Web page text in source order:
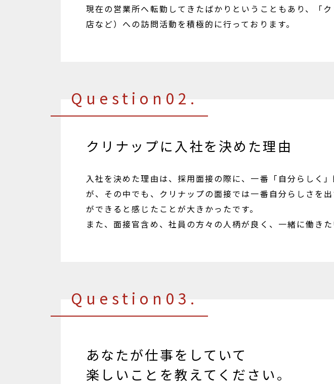
現在の営業所へ転勤してきたばかりということもあり、「
店など）への訪問活動を積極的に行っております。
Question02.
クリナップに入社を決めた理由
入社を決めた理由は、採用面接の際に、一番「自分らしく
が、その中でも、クリナップの面接では一番自分らしさを
ができると感じたことが大きかったです。
また、面接官含め、社員の方々の人柄が良く、一緒に働き
Question03.
あなたが仕事をしていて
楽しいことを教えてください。